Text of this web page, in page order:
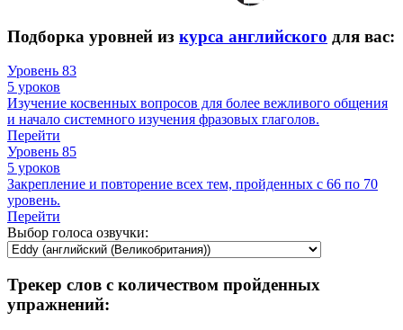
Подборка уровней из курса английского для вас:
Уровень 83
5 уроков
Изучение косвенных вопросов для более вежливого общения
и начало системного изучения фразовых глаголов.
Перейти
Уровень 85
5 уроков
Закрепление и повторение всех тем, пройденных с 66 по 70
уровень.
Перейти
Выбор голоса озвучки:
Трекер слов с количеством пройденных
упражнений: